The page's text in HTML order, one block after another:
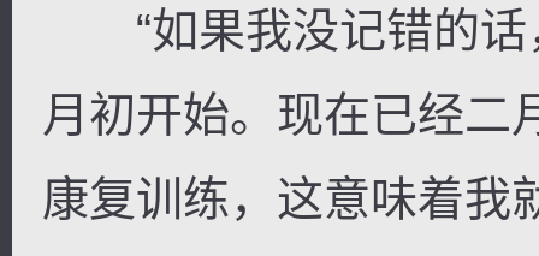
“如果我没记错的话
月初开始。现在已经二
康复训练，这意味着我